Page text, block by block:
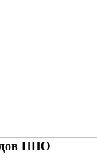
НПО